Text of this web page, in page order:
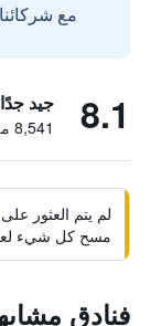
مع
8.1 جيد جدًا
8,541 من التقييمات تم التحقق منها
لم يتم العثور
مسح كل شيء
فنادق